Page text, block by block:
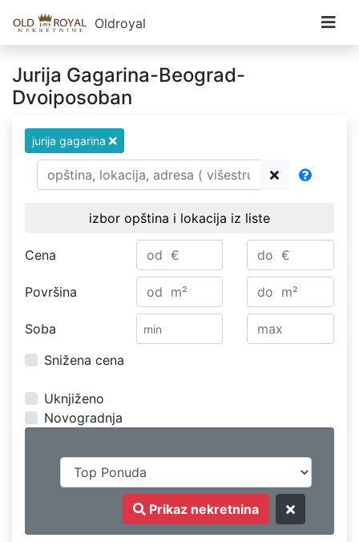
Oldroyal
Jurija Gagarina-Beograd-
Dvoiposoban
jurija gagarina
izbor opština i lokacija iz liste
Cena
Površina
Soba
Snižena cena
Uknjiženo
Novogradnja
Prikaz nekretnina